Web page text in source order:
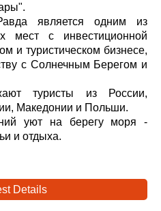
является одним из
мест с инвестиционной
и туристическом бизнесе,
с Солнечным Берегом и
туристы из России,
Македонии и Польши.
уют на берегу моря -
и отдыха.
Details